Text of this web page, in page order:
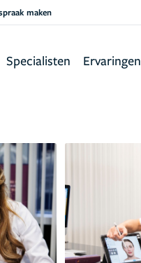
maken
Specialisten Ervaringen